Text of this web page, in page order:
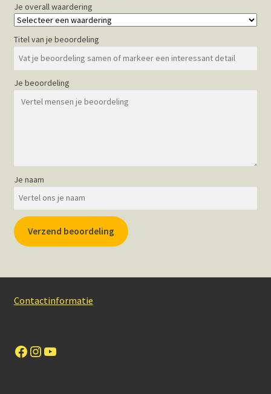
Je overall waardering
Titel van je beoordeling
Je beoordeling
Je naam
Verzend beoordeling
Contactinformatie
Facebook
Instagram
YouTube